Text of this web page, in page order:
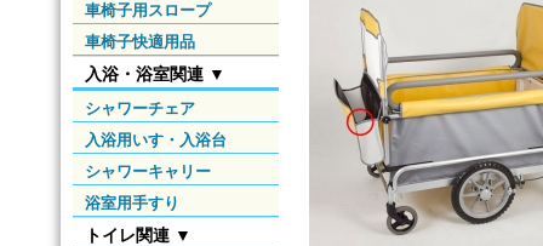
車椅子用スロープ
車椅子快適用品
入浴・浴室関連 ▼
シャワーチェア
入浴用いす・入浴台
シャワーキャリー
浴室用手すり
トイレ関連 ▼